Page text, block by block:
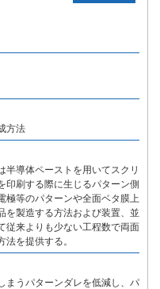
方法
半導体ペーストを用いてスクリ
印刷する際に生じるパターン側
極等のパターンや全面ベタ膜上
を製造する方法および装置、並
従来よりも少ない工程数で両面
を提供する。
まうパターンダレを低減し、パ